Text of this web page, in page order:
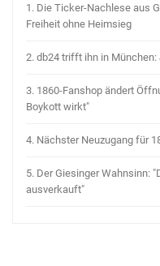
1. Die Ticker-Nachlese aus
Freiheit ohne Heimsieg
2. db24 trifft ihn in
3. 1860-Fanshop ändert
Boykott wirkt"
4. Nächster Neuzugang für
5. Der Giesinger Wahnsinn:
ausverkauft"